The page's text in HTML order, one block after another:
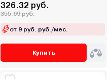
326.32 руб.
355.69 руб.
от 9 руб. руб./мес.
Купить